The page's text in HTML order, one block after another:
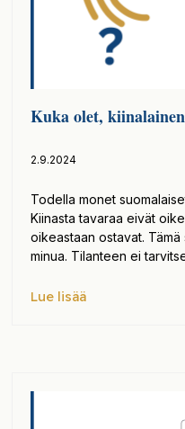
Kuka olet,
2.9.2024
Todella monet
Kiinasta tavaraa eivät
oikeastaan ostavat.
minua. Tilanteen ei
Lue lisää